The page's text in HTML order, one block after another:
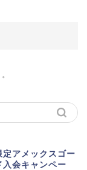
定アメックスゴー
入会キャンペー